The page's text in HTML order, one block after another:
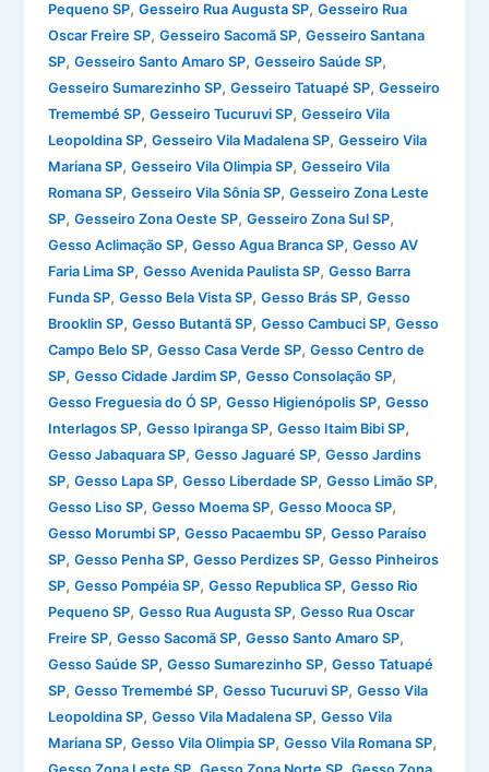
Pequeno SP,Gesseiro Rua Augusta SP,Gesseiro Rua
Oscar Freire SP,Gesseiro Sacomã SP,Gesseiro Santana
SP,Gesseiro Santo Amaro SP,Gesseiro Saúde SP,
Gesseiro Sumarezinho SP,Gesseiro Tatuapé SP,Gesseiro
Tremembé SP,Gesseiro Tucuruvi SP,Gesseiro Vila
Leopoldina SP,Gesseiro Vila Madalena SP,Gesseiro Vila
Mariana SP,Gesseiro Vila Olimpia SP,Gesseiro Vila
Romana SP,Gesseiro Vila Sônia SP,Gesseiro Zona Leste
SP,Gesseiro Zona Oeste SP,Gesseiro Zona Sul SP,
Gesso Aclimação SP,Gesso Agua Branca SP,Gesso AV
Faria Lima SP,Gesso Avenida Paulista SP,Gesso Barra
Funda SP,Gesso Bela Vista SP,Gesso Brás SP,Gesso
Brooklin SP,Gesso Butantã SP,Gesso Cambuci SP,Gesso
Campo Belo SP,Gesso Casa Verde SP,Gesso Centro de
SP,Gesso Cidade Jardim SP,Gesso Consolação SP,
Gesso Freguesia do Ó SP,Gesso Higienópolis SP,Gesso
Interlagos SP,Gesso Ipiranga SP,Gesso Itaim Bibi SP,
Gesso Jabaquara SP,Gesso Jaguaré SP,Gesso Jardins
SP,Gesso Lapa SP,Gesso Liberdade SP,Gesso Limão SP,
Gesso Liso SP,Gesso Moema SP,Gesso Mooca SP,
Gesso Morumbi SP,Gesso Pacaembu SP,Gesso Paraíso
SP,Gesso Penha SP,Gesso Perdizes SP,Gesso Pinheiros
SP,Gesso Pompéia SP,Gesso Republica SP,Gesso Rio
Pequeno SP,Gesso Rua Augusta SP,Gesso Rua Oscar
Freire SP,Gesso Sacomã SP,Gesso Santo Amaro SP,
Gesso Saúde SP,Gesso Sumarezinho SP,Gesso Tatuapé
SP,Gesso Tremembé SP,Gesso Tucuruvi SP,Gesso Vila
Leopoldina SP,Gesso Vila Madalena SP,Gesso Vila
Mariana SP,Gesso Vila Olimpia SP,Gesso Vila Romana SP,